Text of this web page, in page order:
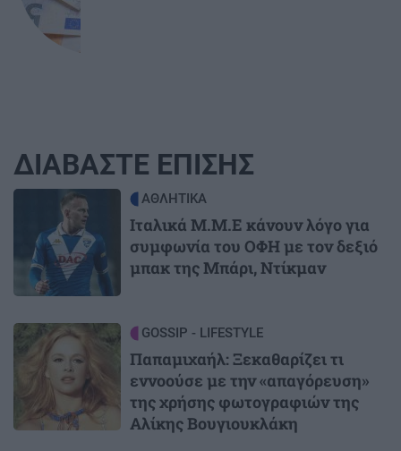
ΔΙΑΒΑΣΤΕ ΕΠΙΣΗΣ
ΑΘΛΗΤΙΚΑ
Ιταλικά Μ.Μ.Ε κάνουν λόγο για
συμφωνία του ΟΦΗ με τον δεξιό
μπακ της Μπάρι, Ντίκμαν
Image GOSSIP - LIFESTYLE
Παπαμιχαήλ: Ξεκαθαρίζει τι
εννοούσε με την «απαγόρευση»
της χρήσης φωτογραφιών της
Αλίκης Βουγιουκλάκη